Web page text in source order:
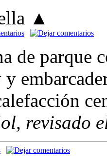
▲
de parque
revisado